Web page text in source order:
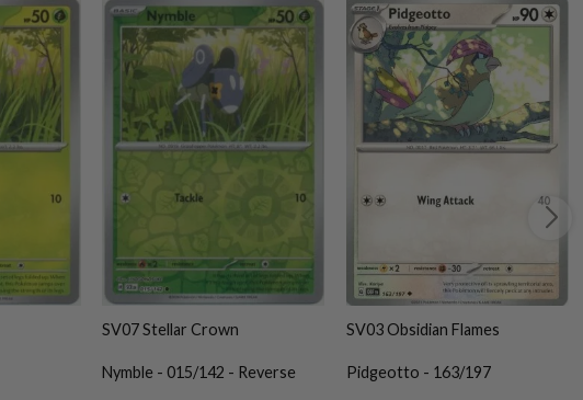
SV07 Stellar Crown
Nymble - 015/142 - Reverse
SV03 Obsidian Flames
Pidgeotto - 163/197